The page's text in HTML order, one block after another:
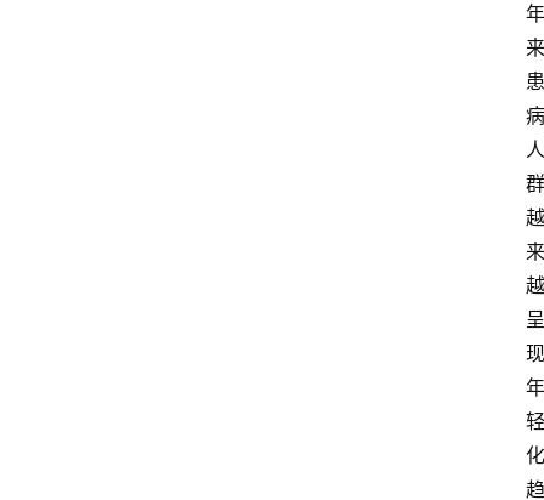
年
来
患
病
人
群
越
来
越
呈
现
年
轻
化
趋